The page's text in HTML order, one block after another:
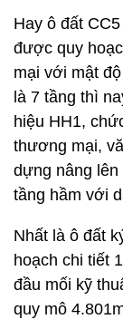
Hay ô đất
được quy
mại với mật
là 7 tầng thì
hiệu HH1,
thương mại,
dựng nâng lên
tầng hầm với
Nhất là ô đất
hoạch chi tiết
đầu mối kỹ
quy mô